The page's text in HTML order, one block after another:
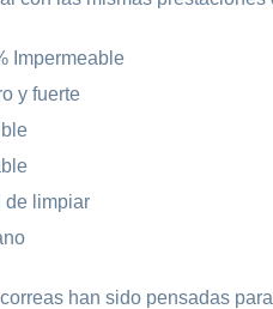
Impermeable
y fuerte
de limpiar
han sido pensadas